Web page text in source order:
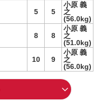
5 5
小原 義
之
(56.0kg)
8 8
小原 義
之
(51.0kg)
10 9
小原 義
之
(56.0kg)